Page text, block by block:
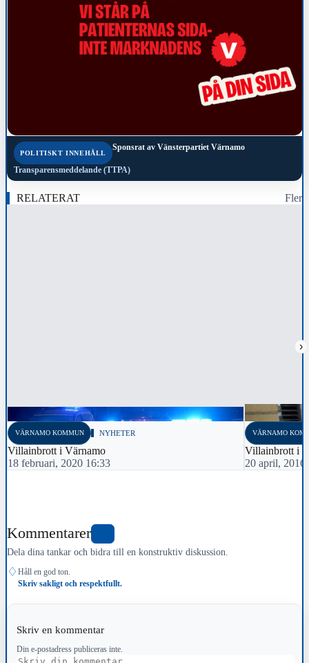
POLITISKT INNEHÅLL
Sponsrat av Vänsterpartiet Värnamo
Transparensmeddelande (TTPA)
RELATERAT Fler
›
VÄRNAMO KOMMUN NYHETER
Villainbrott i Värnamo
18 februari, 2020 16:33
VÄRNAMO
Villainbrott i
20 april, 2016
Kommentarer
Dela dina tankar och bidra till en konstruktiv diskussion.
♢ Håll en god ton.
Skriv sakligt och respektfullt.
Skriv en kommentar
Din e-postadress publiceras inte.
Kommentar